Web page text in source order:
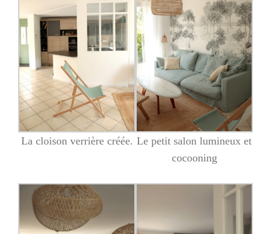
La cloison verrière créée. Le petit salon lumineux et
cocooning